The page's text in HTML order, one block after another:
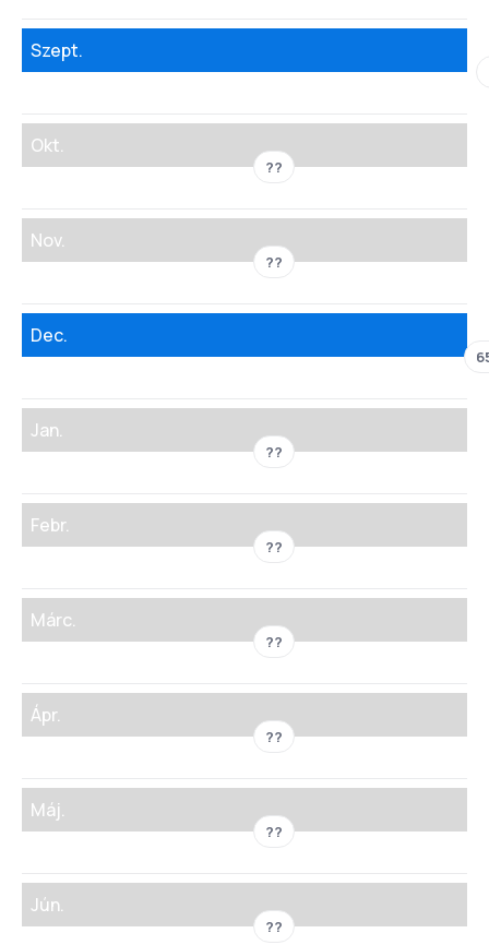
Szept.
Okt.
??
Nov.
??
Dec.
Jan.
??
Febr.
??
Márc.
??
Ápr.
??
Máj.
??
Jún.
??